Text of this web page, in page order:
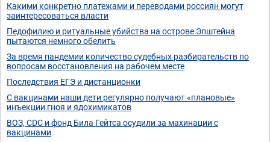
Какими конкретно платежами и переводами россиян могут
заинтересоваться власти
Педофилию и ритуальные убийства на острове Эпштейна
пытаются немного обелить
За время пандемии количество судебных разбирательств по
вопросам восстановления на рабочем месте
Последствия ЕГЭ и дистанционки
С вакцинами наши дети регулярно получают «плановые»
инъекции гноя и ядохимикатов
ВОЗ, CDC и фонд Била Гейтса осудили за махинации с
вакцинами